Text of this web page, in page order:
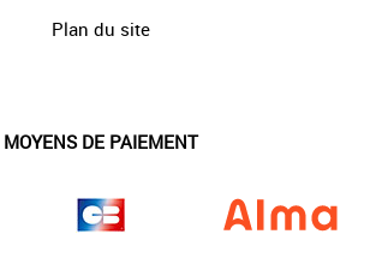
Plan du site
MOYENS DE PAIEMENT